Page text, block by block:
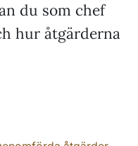
du som chef
hur åtgärderna